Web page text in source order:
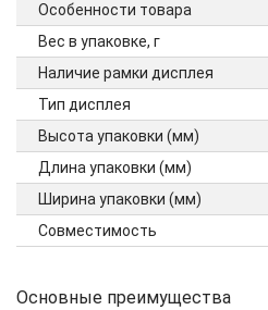
Особенности товара
Вес в упаковке, г
Наличие рамки дисплея
Тип дисплея
Высота упаковки (мм)
Длина упаковки (мм)
Ширина упаковки (мм)
Совместимость
Основные преимущества